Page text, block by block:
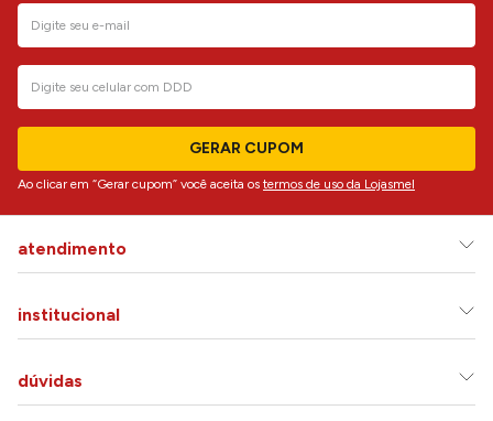
GERAR CUPOM
Ao clicar em “Gerar cupom” você aceita os termos de uso da Lojasmel
atendimento
institucional
dúvidas